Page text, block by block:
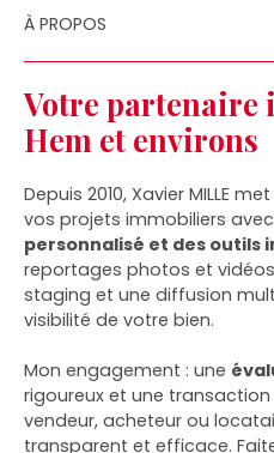
À PROPOS
Votre partenaire
Hem et environs
Depuis 2010, Xavier MILLE
vos projets immobiliers avec
personnalisé et des outils
reportages photos et
staging et une diffusion
visibilité de votre bien.
Mon engagement : une
rigoureux et une transaction
vendeur, acheteur ou
transparent et efficace.